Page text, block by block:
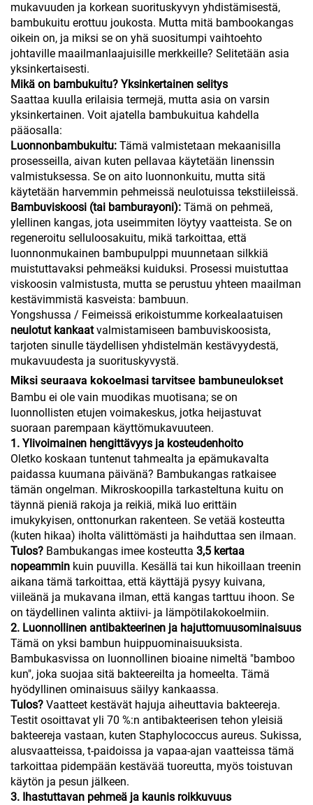
mukavuuden ja korkean suorituskyvyn yhdistämisestä,
bambukuitu erottuu joukosta. Mutta mitä bamboo­kangas
oikein on, ja miksi se on yhä suositumpi vaihtoehto
johtaville maailmanlaajuisille merkkeille? Selitetään asia
yksinkertaisesti.
Mikä on bambukuitu? Yksinkertainen selitys
Saattaa kuulla erilaisia termejä, mutta asia on varsin
yksinkertainen. Voit ajatella bambukuitua kahdella
pääosalla:
Luonnonbambukuitu: Tämä valmistetaan mekaanisilla
prosesseilla, aivan kuten pellavaa käytetään linenssin
valmistuksessa. Se on aito luonnonkuitu, mutta sitä
käytetään harvemmin pehmeissä neulotuissa tekstiileissä.
Bambuviskoosi (tai bamburayoni): Tämä on pehmeä,
ylellinen kangas, jota useimmiten löytyy vaatteista. Se on
regeneroitu selluloosakuitu, mikä tarkoittaa, että
luonnonmukainen bambupulppi muunnetaan silkkiä
muistuttavaksi pehmeäksi kuiduksi. Prosessi muistuttaa
viskoosin valmistusta, mutta se perustuu yhteen maailman
kestävimmistä kasveista: bambuun.
Yongshussa / Feimeissä erikoistumme korkealaatuisen
neulotut kankaatvalmistamiseen bambuviskoosista,
tarjoten sinulle täydellisen yhdistelmän kestävyydestä,
mukavuudesta ja suorituskyvystä.
Miksi seuraava kokoelmasi tarvitsee bambuneulokset
Bambu ei ole vain muodikas muotisana; se on
luonnollisten etujen voimakeskus, jotka heijastuvat
suoraan parempaan käyttömukavuuteen.
1. Ylivoimainen hengittävyys ja kosteudenhoito
Oletko koskaan tuntenut tahmealta ja epämukavalta
paidassa kuumana päivänä? Bambukangas ratkaisee
tämän ongelman. Mikroskoopilla tarkasteltuna kuitu on
täynnä pieniä rakoja ja reikiä, mikä luo erittäin
imukykyisen, onttonurkan rakenteen. Se vetää kosteutta
(kuten hikaa) iholta välittömästi ja haihduttaa sen ilmaan.
Tulos? Bambukangas imee kosteutta 3,5 kertaa
nopeammin kuin puuvilla. Kesällä tai kun hikoillaan treenin
aikana tämä tarkoittaa, että käyttäjä pysyy kuivana,
viileänä ja mukavana ilman, että kangas tarttuu ihoon. Se
on täydellinen valinta aktiivi- ja lämpötilakokoelmiin.
2. Luonnollinen antibakteerinen ja hajuttomuusominaisuus
Tämä on yksi bambun huippuominaisuuksista.
Bambukasvissa on luonnollinen bioaine nimeltä "bamboo
kun", joka suojaa sitä bakteereilta ja homeelta. Tämä
hyödyllinen ominaisuus säilyy kankaassa.
Tulos? Vaatteet kestävät hajuja aiheuttavia bakteereja.
Testit osoittavat yli 70 %:n antibakteerisen tehon yleisiä
bakteereja vastaan, kuten Staphylococcus aureus. Sukissa,
alusvaatteissa, t-paidoissa ja vapaa-ajan vaatteissa tämä
tarkoittaa pidempään kestävää tuoreutta, myös toistuvan
käytön ja pesun jälkeen.
3. Ihastuttavan pehmeä ja kaunis roikkuvuus